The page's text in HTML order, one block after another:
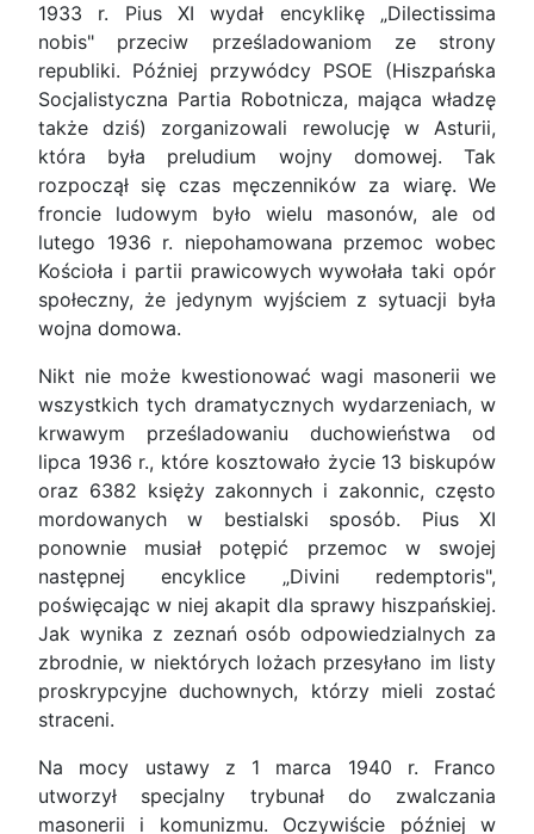
1933 r. Pius XI wydał encyklikę „Dilectissima
nobis" przeciw prześladowaniom ze strony
republiki. Później przywódcy PSOE (Hiszpańska
Socjalistyczna Partia Robotnicza, mająca władzę
także dziś) zorganizowali rewolucję w Asturii,
która była preludium wojny domowej. Tak
rozpoczął się czas męczenników za wiarę. We
froncie ludowym było wielu masonów, ale od
lutego 1936 r. niepohamowana przemoc wobec
Kościoła i partii prawicowych wywołała taki opór
społeczny, że jedynym wyjściem z sytuacji była
wojna domowa.
Nikt nie może kwestionować wagi masonerii we
wszystkich tych dramatycznych wydarzeniach, w
krwawym prześladowaniu duchowieństwa od
lipca 1936 r., które kosztowało życie 13 biskupów
oraz 6382 księży zakonnych i zakonnic, często
mordowanych w bestialski sposób. Pius XI
ponownie musiał potępić przemoc w swojej
następnej encyklice „Divini redemptoris",
poświęcając w niej akapit dla sprawy hiszpańskiej.
Jak wynika z zeznań osób odpowiedzialnych za
zbrodnie, w niektórych lożach przesyłano im listy
proskrypcyjne duchownych, którzy mieli zostać
straceni.
Na mocy ustawy z 1 marca 1940 r. Franco
utworzył specjalny trybunał do zwalczania
masonerii i komunizmu. Oczywiście później w